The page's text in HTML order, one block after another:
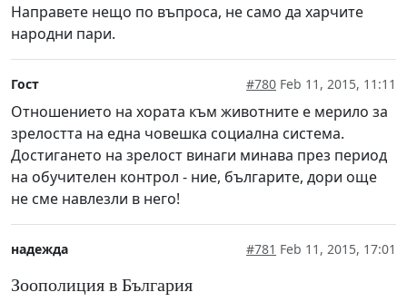
Направете нещо по въпроса, не само да харчите
народни пари.
Гост #780 Feb 11, 2015, 11:11
Отношението на хората към животните е мерило за
зрелостта на една човешка социална система.
Достигането на зрелост винаги минава през период
на обучителен контрол - ние, българите, дори още
не сме навлезли в него!
надежда #781 Feb 11, 2015, 17:01
Зоополиция в България